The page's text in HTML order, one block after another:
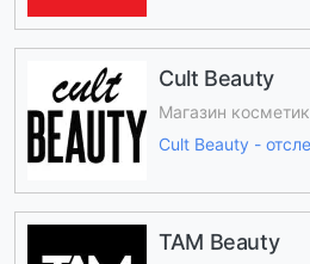
Cult Beauty
Магазин
Cult Beauty -
TAM Beauty